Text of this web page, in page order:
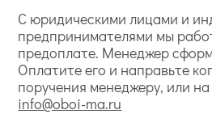
С юридическими лицами и
предпринимателями мы
предоплате. Менеджер
Оплатите его и направьте
поручения менеджеру, или
info@oboi-ma.ru